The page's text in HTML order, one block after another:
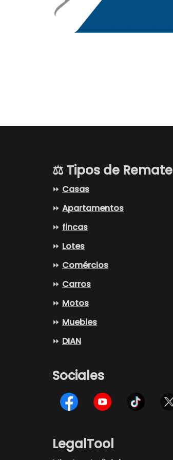
⚖️ Tipos de Remate
⏩ Casas
⏩ Apartamentos
⏩ fincas
⏩ Lotes
⏩ Comércios
⏩ Carros
⏩ Motos
⏩ Muebles
⏩ DIAN
Sociales
LegalTool